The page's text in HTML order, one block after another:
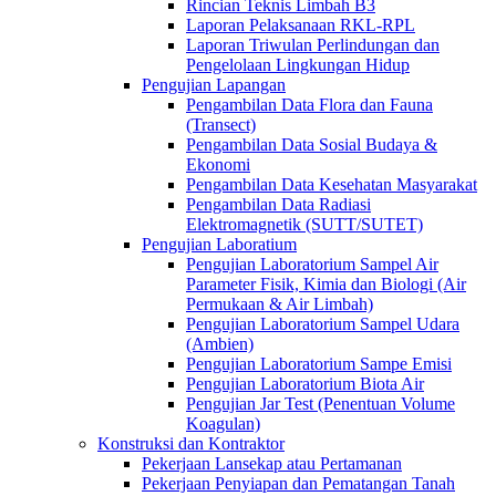
Rincian Teknis Limbah B3
Laporan Pelaksanaan RKL-RPL
Laporan Triwulan Perlindungan dan
Pengelolaan Lingkungan Hidup
Pengujian Lapangan
Pengambilan Data Flora dan Fauna
(Transect)
Pengambilan Data Sosial Budaya &
Ekonomi
Pengambilan Data Kesehatan Masyarakat
Pengambilan Data Radiasi
Elektromagnetik (SUTT/SUTET)
Pengujian Laboratium
Pengujian Laboratorium Sampel Air
Parameter Fisik, Kimia dan Biologi (Air
Permukaan & Air Limbah)
Pengujian Laboratorium Sampel Udara
(Ambien)
Pengujian Laboratorium Sampe Emisi
Pengujian Laboratorium Biota Air
Pengujian Jar Test (Penentuan Volume
Koagulan)
Konstruksi dan Kontraktor
Pekerjaan Lansekap atau Pertamanan
Pekerjaan Penyiapan dan Pematangan Tanah